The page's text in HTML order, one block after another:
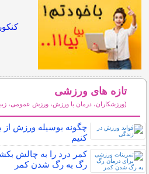
تازه های ورزشی
(ورزشکاران، درمان با ورزش، ورزش عمومی،
چگونه بوسیله ورزش از
کنیم
کمر درد را به چالش
رگ به رگ شدن کمر